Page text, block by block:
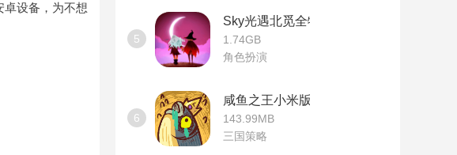
卓设备，为不想
5
Sky光遇北觅全物品版
1.74GB
角色扮演
6
咸鱼之王小米版
143.99MB
三国策略